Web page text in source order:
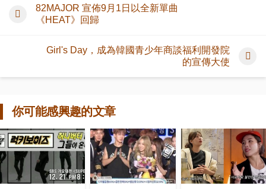
82MAJOR 宣佈9月1日以全新單曲
《HEAT》回歸
Girl's Day，成為韓國青少年商談福利開發院
的宣傳大使
你可能感興趣的文章